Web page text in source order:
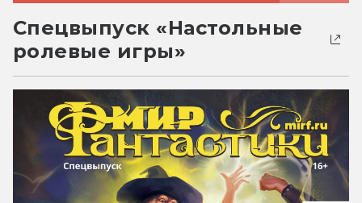
Спецвыпуск «Настольные
ролевые игры»